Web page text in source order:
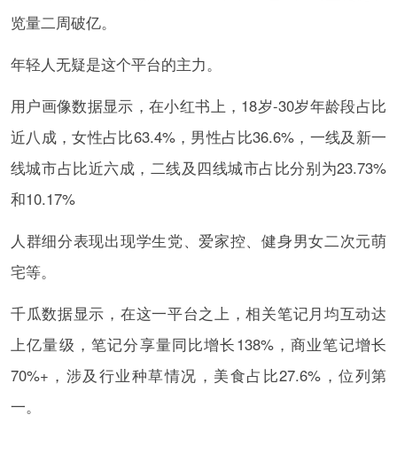
览量二周破亿。
年轻人无疑是这个平台的主力。
用户画像数据显示，在小红书上，18岁-30岁年龄段占比
近八成，女性占比63.4%，男性占比36.6%，一线及新一
线城市占比近六成，二线及四线城市占比分别为23.73%
和10.17%
人群细分表现出现学生党、爱家控、健身男女二次元萌
宅等。
千瓜数据显示，在这一平台之上，相关笔记月均互动达
上亿量级，笔记分享量同比增长138%，商业笔记增长
70%+，涉及行业种草情况，美食占比27.6%，位列第
一。